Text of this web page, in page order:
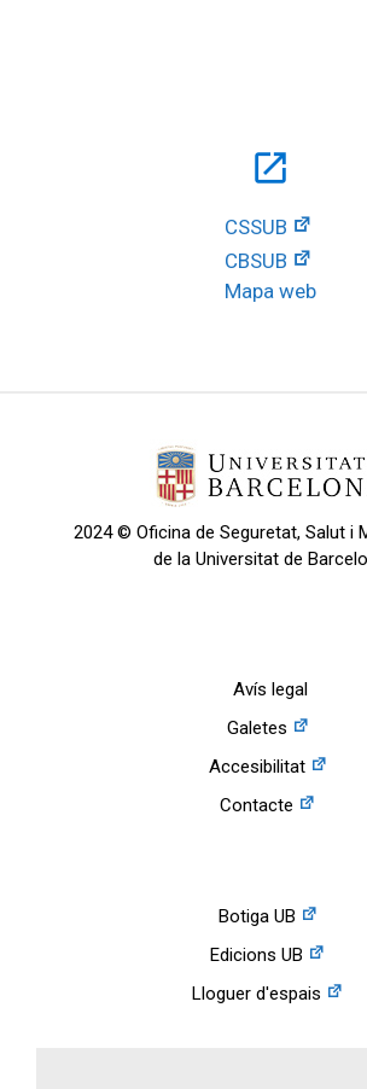
open_in_new
CSSUB
CBSUB
Mapa web
2024 © Oficina de Seguretat, Salut i
de la Universitat de
Avís legal
Galetes
Accesibilitat
Contacte
Botiga UB
Edicions UB
Lloguer d'espais